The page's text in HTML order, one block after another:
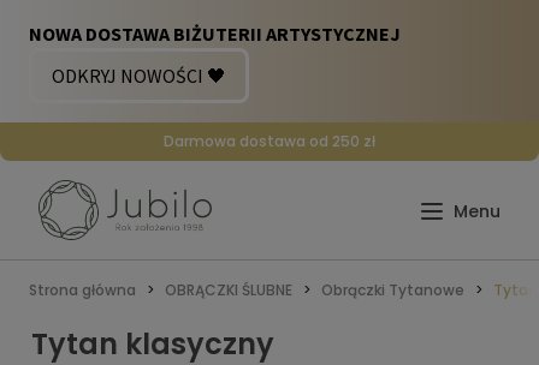
Darmowa dostawa od 250 zł
Strona główna OBRĄCZKI ŚLUBNE Obrączki Tytanowe
Tytan klasyczny